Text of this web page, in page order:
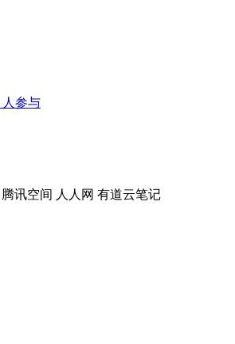
人参与
腾讯空间 人人网 有道云笔记